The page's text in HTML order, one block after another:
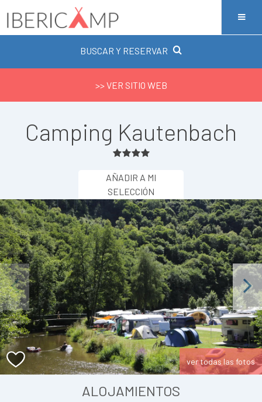
BUSCAR Y RESERVAR
>> VER SITIO WEB
Camping Kautenbach
AÑADIR A MI
SELECCIÓN
Next
ver todas las fotos
ALOJAMIENTOS